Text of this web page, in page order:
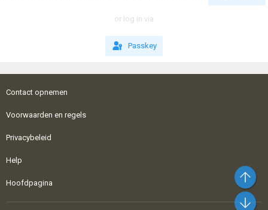
or log in via
Passkey
Contact opnemen
Voorwaarden en regels
Privacybeleid
Help
Hoofdpagina